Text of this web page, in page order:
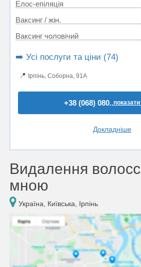
Елос-епіляція
Ваксинг / жін.
Ваксинг чоловічий
➡️ Усі послуги та ціни (74)
📍 Ірпінь, Соборна, 91А
+38 (068) 080..
Докладніше
Видалення
мною
Україна, Київська, Ірпінь